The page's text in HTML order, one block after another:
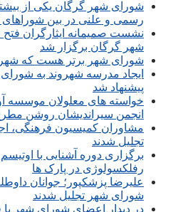
شورای شهر گرگان یکی از
رسمی و علنی در بین شوراهای
نشست صمیمانه ایثارگران
شهر گرگان برگزار شد
شورای شهر برتر هست که
ایجاد مدرسه شهروند به
پیشنهاد شد
خواسته های معلولان موسسه
انجمن سیراندیشان روشن
مشاوران کمیسیون فرهنگی،
تجلیل شدند
برگزاری دوره آشنایی با
رفلکسولوژی در پارک ها
علیرضا پزشکپور؛ جوانان
شورای شهر تجلیل شدند
در دیدار اعضای شورای شهر با